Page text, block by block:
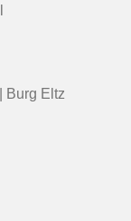
Burg Eltz